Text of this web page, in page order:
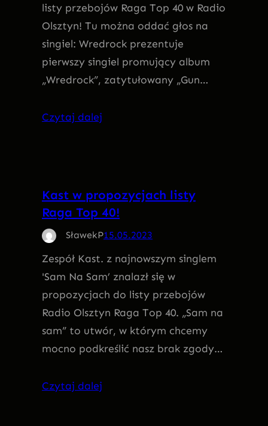
listy przebojów Raga Top 40 w Radio
Olsztyn! Tu można oddać głos na
singiel: Wredrock prezentuje
pierwszy singiel promujący album
„Wredrock”, zatytułowany „Gun…
Czytaj dalej
Kast w propozycjach listy
Raga Top 40!
SławekP15.05.2023
Zespół Kast. z najnowszym singlem
'Sam Na Sam’ znalazł się w
propozycjach do listy przebojów
Radio Olsztyn Raga Top 40. „Sam na
sam” to utwór, w którym chcemy
mocno podkreślić nasz brak zgody…
Czytaj dalej